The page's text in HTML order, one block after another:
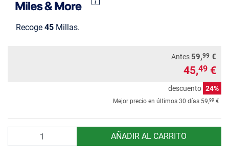
Recoge 45 Millas.
Antes 59,99 €
45,49 €
descuento 24%
Mejor precio en últimos 30 días 59,99 €
AÑADIR AL CARRITO